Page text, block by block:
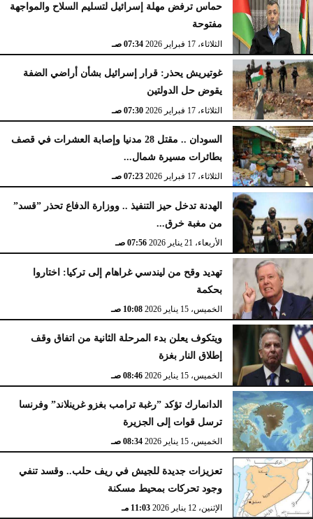
حماس ترفض مهلة إسرائيل لتسليم السلاح والمواجهة
مفتوحة
الثلاثاء، 17 فبراير 2026 07:34 صـ
غوتيريش يحذر: قرار إسرائيل بشأن أراضي الضفة
يقوض حل الدولتين
الثلاثاء، 17 فبراير 2026 07:30 صـ
السودان .. مقتل 28 مدنيا وإصابة العشرات في قصف
بطائرات مسيرة شمال...
الثلاثاء، 17 فبراير 2026 07:23 صـ
الهدنة تدخل حيز التنفيذ .. ووزارة الدفاع تحذر ”قسد”
من مغبة خرق...
الأربعاء، 21 يناير 2026 07:56 صـ
تهديد وقح من ليندسي غراهام إلى تركيا: اختاروا
بحكمة
الخميس، 15 يناير 2026 10:08 صـ
ويتكوف يعلن بدء المرحلة الثانية من اتفاق وقف
إطلاق النار بغزة
الخميس، 15 يناير 2026 08:46 صـ
الدانمارك تؤكد ”رغبة ترامب بغزو غرينلاند” وفرنسا
ترسل قوات إلى الجزيرة
الخميس، 15 يناير 2026 08:34 صـ
تعزيزات جديدة للجيش في ريف حلب.. وقسد تنفي
وجود تحركات بمحيط مسكنة
الإثنين، 12 يناير 2026 11:03 مـ